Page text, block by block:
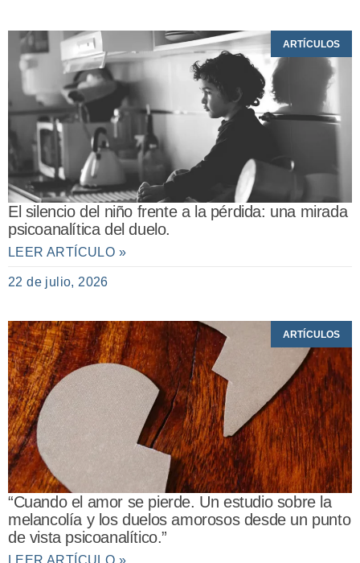
ARTÍCULOS
El silencio del niño frente a la pérdida: una mirada
psicoanalítica del duelo.
LEER ARTÍCULO »
22 de julio, 2026
ARTÍCULOS
“Cuando el amor se pierde. Un estudio sobre la
melancolía y los duelos amorosos desde un punto
de vista psicoanalítico.”